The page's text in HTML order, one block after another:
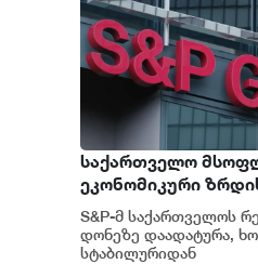
საქართველო
ეკონომიკური
ყველაზე მაღალ
S&P
S&P-მ საქართველოს
დონეზე დაადატურა,
სტაბილურიდან